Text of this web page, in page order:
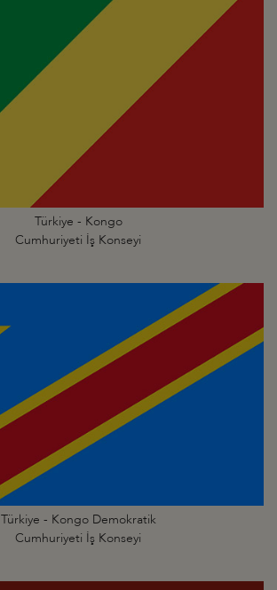
Türkiye - Kongo
Cumhuriyeti İş Konseyi
Türkiye - Kongo Demokratik
Cumhuriyeti İş Konseyi